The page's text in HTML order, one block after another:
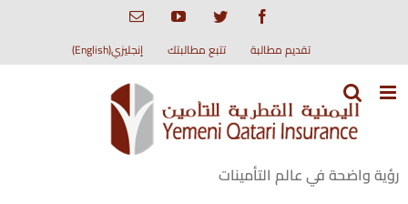
Facebook
Twitter
YouTube
Email
تقديم مطالبة تتبع مطالبتك إنجليزي(English)
رؤية واضحة في عالم التأمينات